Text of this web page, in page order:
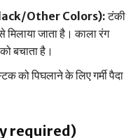
Other Colors):टंकी
जाता है। काला रंग
बचाता है।
को पिघलाने के लिए गर्मी पैदा
required)